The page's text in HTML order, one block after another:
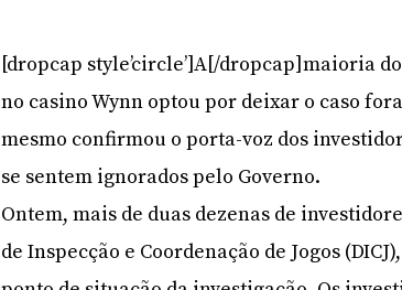
[dropcap style’circle’]A[/dropcap]maioria
no casino Wynn optou por deixar o caso
mesmo confirmou o porta-voz dos
se sentem ignorados pelo Governo.
Ontem, mais de duas dezenas de
de Inspecção e Coordenação de Jogos